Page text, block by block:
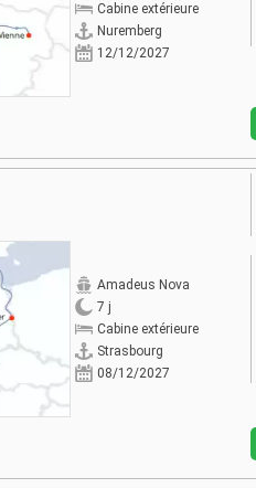
Cabine extérieure
Nuremberg
12/12/2027
Amadeus Nova
7 j
Cabine extérieure
Strasbourg
08/12/2027